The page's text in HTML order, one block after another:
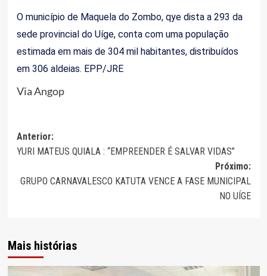
O município de Maquela do Zombo, qye dista a 293 da
sede provincial do Uíge, conta com uma população
estimada em mais de 304 mil habitantes, distribuídos
em 306 aldeias. EPP/JRE
Via Angop
Navegação
de
artigos
Anterior:
YURI MATEUS QUIALA : “EMPREENDER É SALVAR VIDAS”
Próximo:
GRUPO CARNAVALESCO KATUTA VENCE A FASE MUNICIPAL
NO UÍGE
Mais histórias